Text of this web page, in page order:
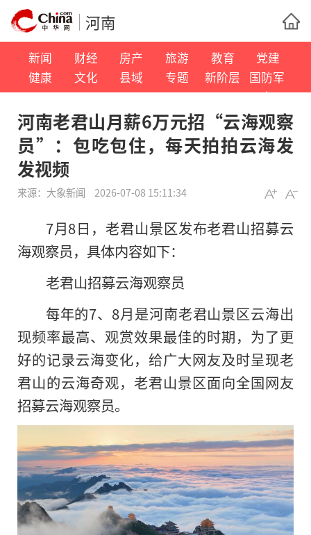
河南
新闻 财经 房产 旅游 教育
党建
健康
文化 县域 专题 新阶层
国防军
事
河南老君山月薪6万元招“云海观察
员”：包吃包住，每天拍拍云海发
发视频
来源： 大象新闻 2026-07-08 15:11:34
7月8日，老君山景区发布老君山招募云
海观察员，具体内容如下：
老君山招募云海观察员
每年的7、8月是河南老君山景区云海出
现频率最高、观赏效果最佳的时期，为了更
好的记录云海变化，给广大网友及时呈现老
君山的云海奇观，老君山景区面向全国网友
招募云海观察员。